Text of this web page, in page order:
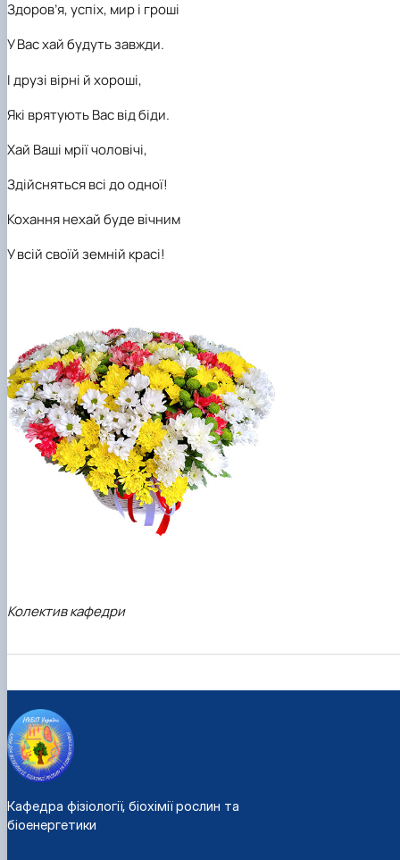
Здоров’я, успіх, мир і гроші
У Вас хай будуть завжди.
І друзі вірні й хороші,
Які врятують Вас від біди.
Хай Ваші мрії чоловічі,
Здійсняться всі до одної!
Кохання нехай буде вічним
У всій своїй земній красі!
Колектив кафедри
Кафедра фізіології, біохімії рослин та
біоенергетики